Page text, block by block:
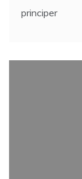
principer